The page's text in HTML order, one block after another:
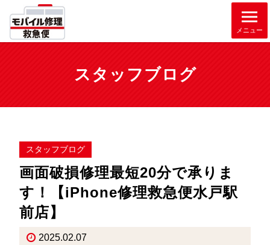
メニュー
スタッフブログ
スタッフブログ
画面破損修理最短20分で承りま
す！【iPhone修理救急便水戸駅
前店】
2025.02.07